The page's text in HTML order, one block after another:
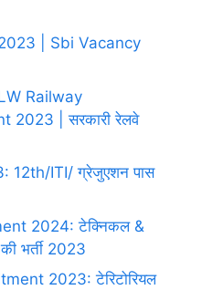
| Sbi Vacancy
Railway
2023 | सरकारी रेलवे
12th/ITI/ ग्रेजुएशन पास
2024: टेक्निकल &
भर्ती 2023
2023: टेरिटोरियल